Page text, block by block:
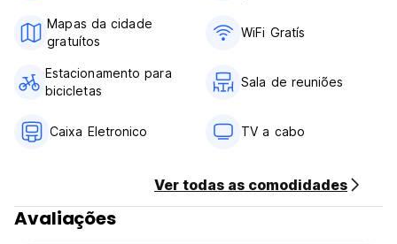
Mapas da cidade
gratuítos
WiFi Gratís
Estacionamento para
bicicletas
Sala de reuniões
Caixa Eletronico TV a cabo
Ver todas as comodidades
Avaliações